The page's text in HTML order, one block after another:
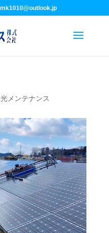
メンテナンス